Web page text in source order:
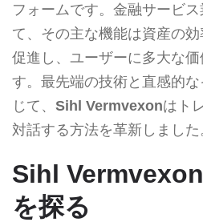
フォームです。金融サービ
て、その主な機能は資産の
促進し、ユーザーに多大な
す。最先端の技術と直感的
じて、 Sihl Vermvexonはト
対話する方法を革新しました
Sihl
を探る